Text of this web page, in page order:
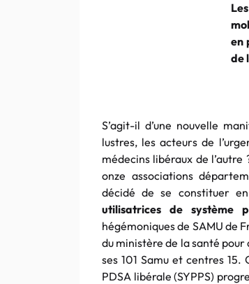
en
de
S’agit-il d’une nouvelle
lustres, les acteurs de
médecins libéraux de
onze associations
décidé de se constituer
utilisatrices de système
hégémoniques de SAMU de
du ministère de la santé pour
ses 101 Samu et centres
PDSA libérale (SYPPS)